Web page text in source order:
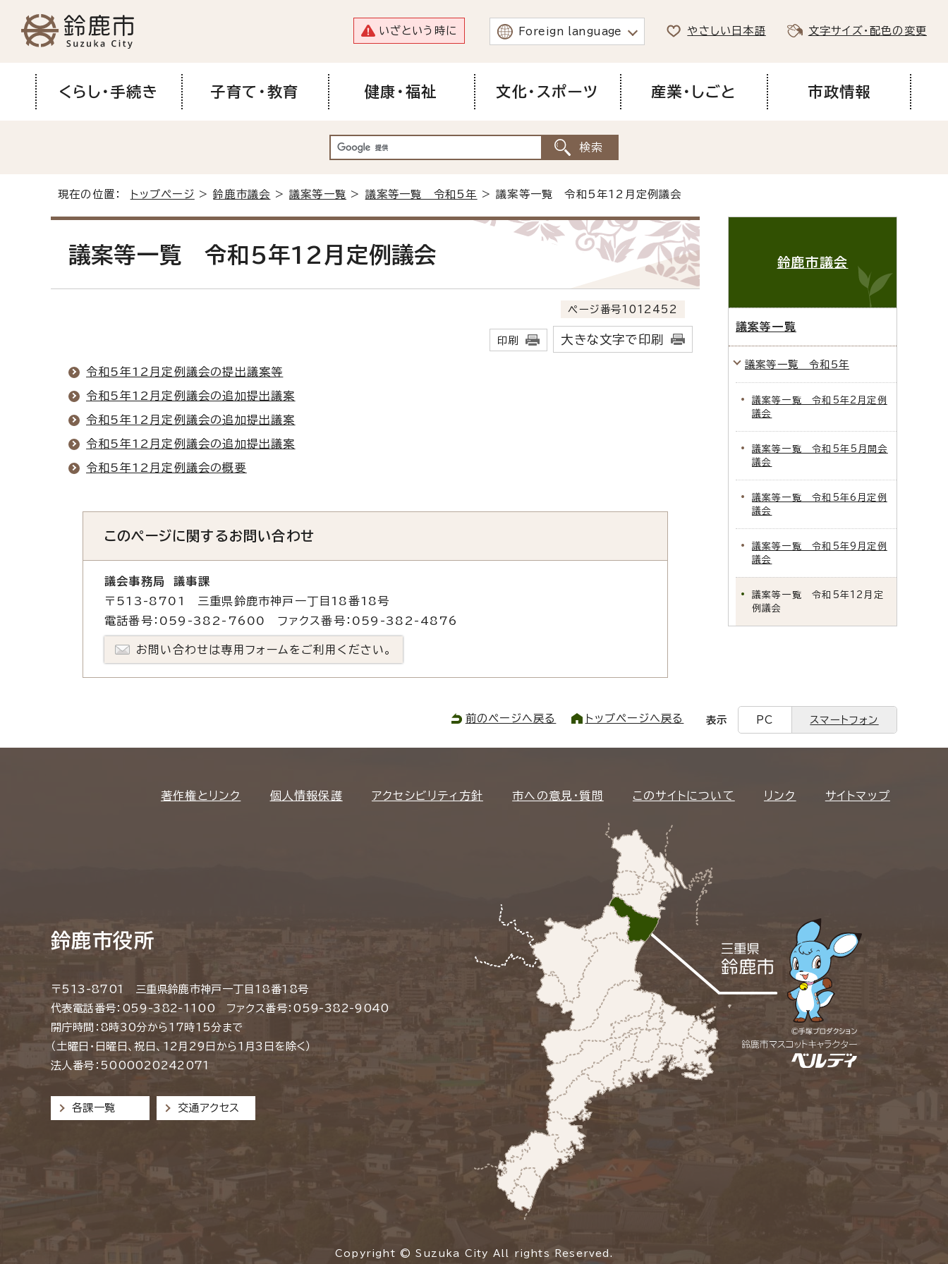
いざという時に Foreign language やさしい日本語 文字サイズ・配色の変更
くらし・手続き 子育て・教育 健康・福祉 文化・スポーツ 産業・しごと 市政情報
現在の位置： トップページ >鈴鹿市議会 >議案等一覧 > 議案等一覧 令和5年 > 議案等一覧 令和5年12月定例議会
議案等一覧 令和5年12月定例議会
ページ番号1012452
印刷 大きな文字で印刷
令和5年12月定例議会の提出議案等
令和5年12月定例議会の追加提出議案
令和5年12月定例議会の追加提出議案
令和5年12月定例議会の追加提出議案
令和5年12月定例議会の概要
このページに関するお問い合わせ
議会事務局 議事課
〒513-8701 三重県鈴鹿市神戸一丁目18番18号
電話番号：059-382-7600 ファクス番号：059-382-4876
お問い合わせは専用フォームをご利用ください。
鈴鹿市議会
議案等一覧
議案等一覧 令和5年
議案等一覧 令和5年2月定例
議会
議案等一覧 令和5年5月開会
議会
議案等一覧 令和5年6月定例
議会
議案等一覧 令和5年9月定例
議会
議案等一覧 令和5年12月定
例議会
前のページへ戻る トップページへ戻る 表示 PC スマートフォン
著作権とリンク 個人情報保護 アクセシビリティ方針 市への意見・質問 このサイトについて リンク サイトマップ
鈴鹿市役所
〒513-8701 三重県鈴鹿市神戸一丁目18番18号
代表電話番号：059-382-1100 ファクス番号：059-382-9040
開庁時間：8時30分から17時15分まで
（土曜日・日曜日、祝日、12月29日から1月3日を除く）
法人番号：5000020242071
各課一覧 交通アクセス
Copyright © Suzuka City All rights Reserved.